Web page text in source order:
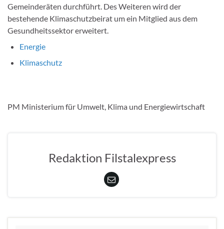
Gemeinderäten durchführt. Des Weiteren wird der
bestehende Klimaschutzbeirat um ein Mitglied aus dem
Gesundheitssektor erweitert.
Energie
Klimaschutz
PM Ministerium für Umwelt, Klima und Energiewirtschaft
Redaktion Filstalexpress